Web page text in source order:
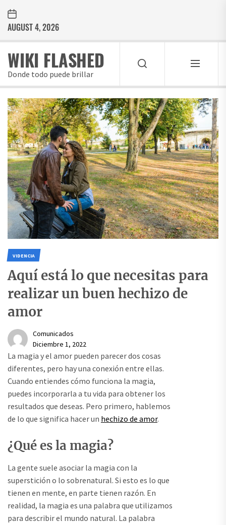
the
content
AUGUST 4, 2026
WIKI FLASHED
Donde todo puede brillar
VIDENCIA
Aquí está lo que necesitas para
realizar un buen hechizo de
amor
Comunicados
Diciembre 1, 2022
La magia y el amor pueden parecer dos cosas
diferentes, pero hay una conexión entre ellas.
Cuando entiendes cómo funciona la magia,
puedes incorporarla a tu vida para obtener los
resultados que deseas. Pero primero, hablemos
de lo que significa hacer un hechizo de amor.
¿Qué es la magia?
La gente suele asociar la magia con la
superstición o lo sobrenatural. Si esto es lo que
tienen en mente, en parte tienen razón. En
realidad, la magia es una palabra que utilizamos
para describir el mundo natural. La palabra